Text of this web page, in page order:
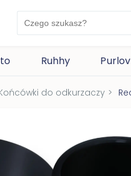
Ruhhy Purlov
do odkurzaczy >